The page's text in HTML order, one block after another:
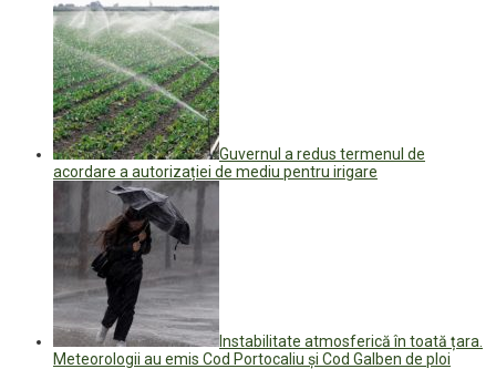
Guvernul a redus termenul de
acordare a autorizației de mediu pentru irigare
Instabilitate atmosferică în toată țara.
Meteorologii au emis Cod Portocaliu și Cod Galben de ploi